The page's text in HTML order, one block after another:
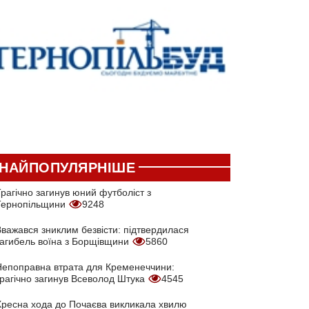
загинув юний футболіст з
9248
зниклим безвісти: підтвердилася
воїна з Борщівщини
5860
втрата для Кременеччини:
загинув Всеволод Штука
4545
хода до Почаєва викликала хвилю